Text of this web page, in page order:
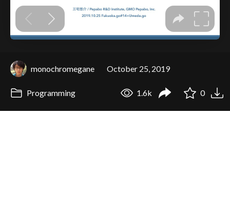
monochromegane October 25, 2019
Programming 1.6k 0